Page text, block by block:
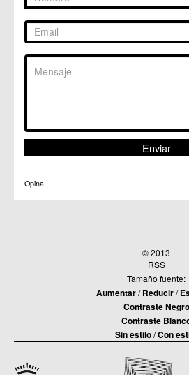
Opina
© 2013
RSS
Tamaño fuente:
Aumentar/Reducir/
Contraste Negro
Contraste
Sin estilo/Con